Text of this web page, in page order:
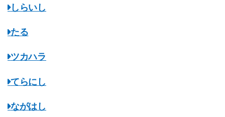
しらいし
たる
ツカハラ
てらにし
ながはし